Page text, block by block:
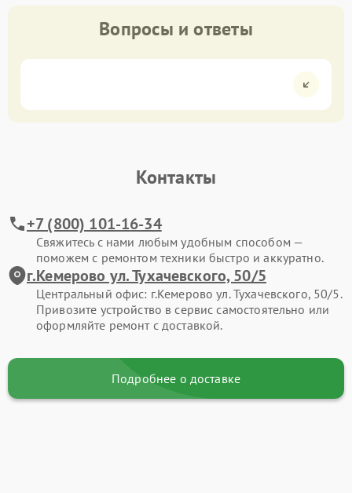
Вопросы и ответы
Контакты
+7 (800) 101-16-34
Свяжитесь с нами любым удобным способом —
поможем с ремонтом техники быстро и аккуратно.
г.Кемерово ул. Тухачевского, 50/5
Центральный офис: г.Кемерово ул. Тухачевского, 50/5.
Привозите устройство в сервис самостоятельно или
оформляйте ремонт с доставкой.
Подробнее о доставке